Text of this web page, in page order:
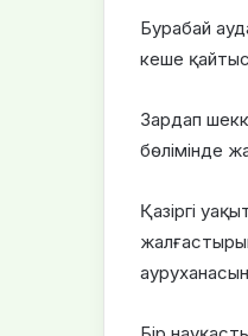
Бурабай
кеше қайтыс
Зардап
бөлімінде
Қазіргі